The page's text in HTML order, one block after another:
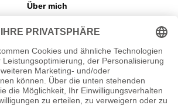
Über mich
Datenschutzerklaerung
Kontakt
Blog
Impressum